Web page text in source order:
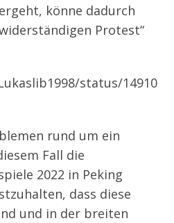
könne dadurch
Protest“
status/14910
rund um ein
Fall die
2022 in Peking
dass diese
und in der breiten